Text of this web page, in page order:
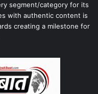
segment/category for its
with authentic content is
creating a milestone for